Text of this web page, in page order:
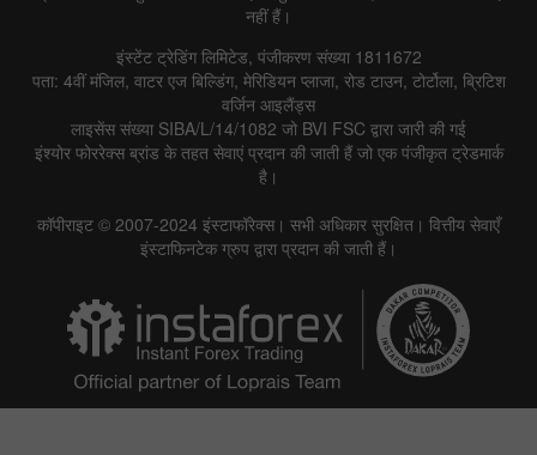
नहीं हैं।
इंस्टेंट ट्रेडिंग लिमिटेड, पंजीकरण संख्या 1811672
पता: 4वीं मंजिल, वाटर एज बिल्डिंग, मेरिडियन प्लाजा, रोड टाउन, टोर्टोला, ब्रिटिश
वर्जिन आइलैंड्स
लाइसेंस संख्या SIBA/L/14/1082 जो BVI FSC द्वारा जारी की गई
इंश्योर फोररेक्स ब्रांड के तहत सेवाएं प्रदान की जाती हैं जो एक पंजीकृत ट्रेडमार्क
है।
कॉपीराइट © 2007-2024 इंस्टाफॉरेक्स। सभी अधिकार सुरक्षित। वित्तीय सेवाएँ
इंस्टाफिनटेक ग्रुप द्वारा प्रदान की जाती हैं।